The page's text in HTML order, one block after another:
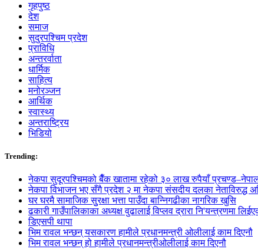
गृहपुष्ठ
देश
समाज
सुदुरपश्चिम प्रदेश
प्राविधि
अन्तरर्वाता
धार्मिक
साहित्य
मनोरञ्जन
आर्थिक
स्वास्थ्य
अन्तराष्ट्रिय
भिडियो
Trending:
नेकपा सुदूरपश्चिमको बैँक खातामा रहेको ३० लाख रुपैयाँ
नेकपा विभाजन भए सँगै प्रदेश २ मा नेकपा संसदीय दलका नेताविरुद्ध
घर घरमै सामाजिक सुुरक्षा भत्ता पाउँदा बान्निगढीका नागरिक खुसि
ढकारी गाउँपालिकाका अध्यक्ष वुढालाई विप्लव द्रारा नि'यन्त्रणमा
डिएसपी थापा
भिम रावल भन्छन् यसकारण हामीले प्रधानमन्त्री ओलीलाई काम दिएनौ
भिम रावल भन्छन् हो हामीले प्रधानमन्त्रीओलीलाई काम दिएनौ